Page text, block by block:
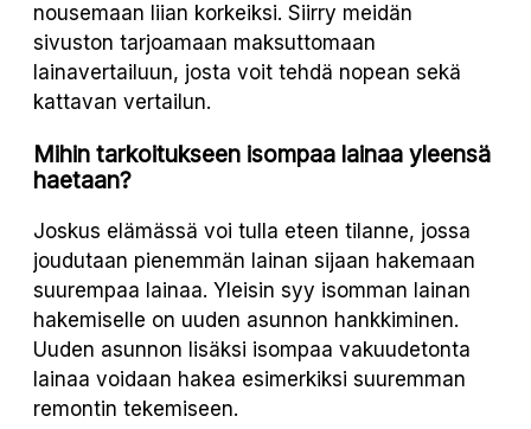
nousemaan liian korkeiksi. Siirry meidän
sivuston tarjoamaan maksuttomaan
lainavertailuun, josta voit tehdä nopean sekä
kattavan vertailun.
Mihin tarkoitukseen isompaa lainaa yleensä
haetaan?
Joskus elämässä voi tulla eteen tilanne, jossa
joudutaan pienemmän lainan sijaan hakemaan
suurempaa lainaa. Yleisin syy isomman lainan
hakemiselle on uuden asunnon hankkiminen.
Uuden asunnon lisäksi isompaa vakuudetonta
lainaa voidaan hakea esimerkiksi suuremman
remontin tekemiseen.